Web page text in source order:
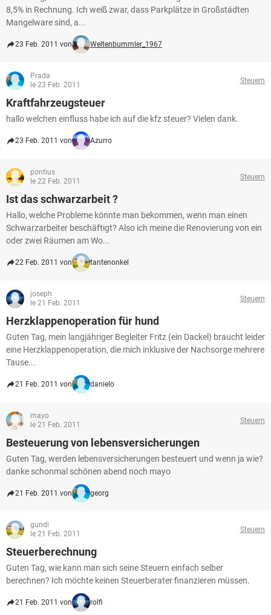
8,5% in Rechnung. Ich weiß zwar, dass Parkplätze in Großstädten
Mangelware sind, a...
23 Feb. 2011 von Weltenbummler_1967
Prada
le 23 Feb. 2011
Steuern
Kraftfahrzeugsteuer
hallo welchen einfluss habe ich auf die kfz steuer? Vielen dank.
23 Feb. 2011 von Azurro
pontius
le 22 Feb. 2011
Steuern
Ist das schwarzarbeit ?
Hallo, welche Probleme könnte man bekommen, wenn man einen
Schwarzarbeiter beschäftigt? Also ich meine die Renovierung von ein
oder zwei Räumen am Wo...
22 Feb. 2011 von tantenonkel
joseph
le 21 Feb. 2011
Steuern
Herzklappenoperation für hund
Guten Tag, mein langjähriger Begleiter Fritz (ein Dackel) braucht leider
eine Herzklappenoperation, die mich inklusive der Nachsorge mehrere
Tause...
21 Feb. 2011 von danielo
mayo
le 21 Feb. 2011
Steuern
Besteuerung von lebensversicherungen
Guten Tag, werden lebensversicherungen besteuert und wenn ja wie?
danke schonmal schönen abend noch mayo
21 Feb. 2011 von georg
gundi
le 21 Feb. 2011
Steuern
Steuerberechnung
Guten Tag, wie kann man sich seine Steuern einfach selber
berechnen? Ich möchte keinen Steuerberater finanzieren müssen.
21 Feb. 2011 von rolfi